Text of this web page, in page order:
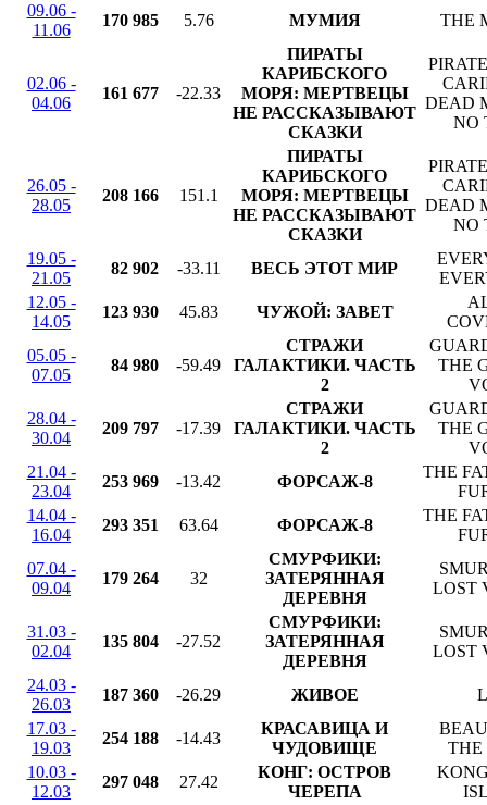
09.06 -
11.06
170 985 5.76 МУМИЯ THE
02.06 -
04.06
161 677 -22.33
ПИРАТЫ
КАРИБСКОГО
МОРЯ: МЕРТВЕЦЫ
НЕ РАССКАЗЫВАЮТ
СКАЗКИ
DEAD
NO
26.05 -
28.05
208 166 151.1
ПИРАТЫ
КАРИБСКОГО
МОРЯ: МЕРТВЕЦЫ
НЕ РАССКАЗЫВАЮТ
СКАЗКИ
DEAD
NO
19.05 -
21.05
82 902 -33.11 ВЕСЬ ЭТОТ МИР
12.05 -
14.05
123 930 45.83 ЧУЖОЙ: ЗАВЕТ
05.05 -
07.05
84 980 -59.49
СТРАЖИ
ГАЛАКТИКИ. ЧАСТЬ
2
THE
28.04 -
30.04
209 797 -17.39
СТРАЖИ
ГАЛАКТИКИ. ЧАСТЬ
2
THE
21.04 -
23.04
253 969 -13.42 ФОРСАЖ-8
THE
14.04 -
16.04
293 351 63.64 ФОРСАЖ-8
THE
07.04 -
09.04
179 264 32
СМУРФИКИ:
ЗАТЕРЯННАЯ
ДЕРЕВНЯ
LOST
31.03 -
02.04
135 804 -27.52
СМУРФИКИ:
ЗАТЕРЯННАЯ
ДЕРЕВНЯ
LOST
24.03 -
26.03
187 360 -26.29 ЖИВОЕ
17.03 -
19.03
254 188 -14.43
КРАСАВИЦА И
ЧУДОВИЩЕ
THE
10.03 -
12.03
297 048 27.42
КОНГ: ОСТРОВ
ЧЕРЕПА